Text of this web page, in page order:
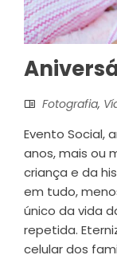
Fotografia,
Evento Social,
anos, mais ou
criança e da
em tudo,
único da vida
repetida.
celular dos